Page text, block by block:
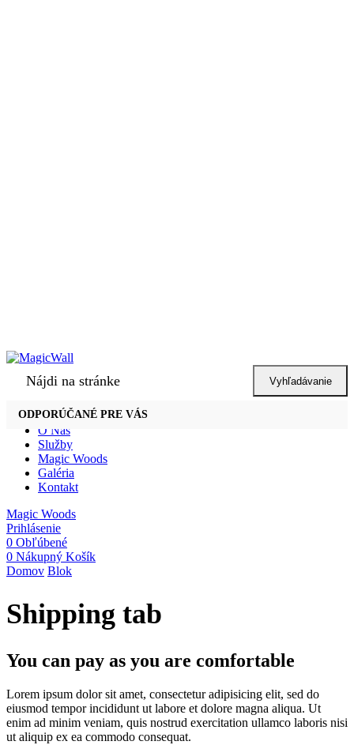
Nájdi na stránke Vyhľadávanie
ODPORÚČANÉ PRE VÁS
Domov
O Nás
Služby
Magic Woods
Galéria
Kontakt
Magic Woods
Prihlásenie
0 Obľúbené
0 Nákupný Košík
Domov Blok
Shipping tab
You can pay as you are comfortable
Lorem ipsum dolor sit amet, consectetur adipisicing elit, sed do
eiusmod tempor incididunt ut labore et dolore magna aliqua. Ut
enim ad minim veniam, quis nostrud exercitation ullamco laboris nisi
ut aliquip ex ea commodo consequat.